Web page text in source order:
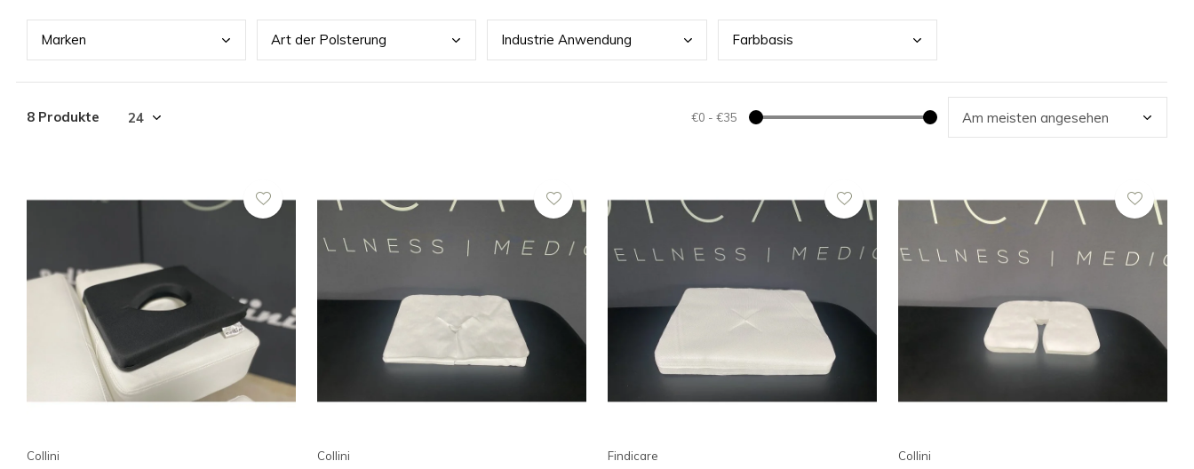
Marken Artder Polsterung Industrie Anwendung Farbbasis
8 Produkte €0 - €35
Collini Collini Findicare Collini